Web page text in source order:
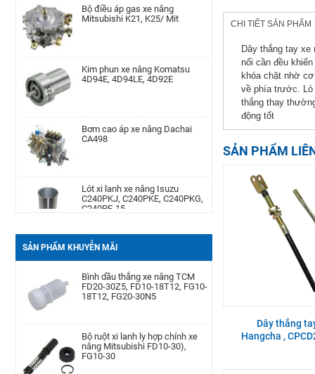
Mitsubishi K21, K25/ Mit
4D94E, 4D94LE, 4D92E
CA498
C240PKJ, C240PKE, C240PKG,
C240PE-15
Bạc đạn chặn hông xe nâng
Komatsu FD20-30| -12 -16,
FB20-30EX8-11
Càng xe nâng Type II A type
Bình ắc quy xe nâng TCM FB30-
SẢN PHẨM KHUYỄN MÃI
Pít Tông xe nâng Toyota 1DZ-
Máy phát điện xe nâng Dynamo
Cảm biến lọc dầu xe nâng TCM
FD20-30Z5, FD10-18T12, FG10-
18T12, FG20-30N5
nâng Mitsubishi FD10-30),
FG10-30
CHI TIẾT SẢN PHẨM
Dây thắng tay xe
nối cần đều
khóa chặt nhờ
về phía trước. Lò
thắng thay
động tốt
SẢN PHẨM
Dây thắng
Hangcha ,